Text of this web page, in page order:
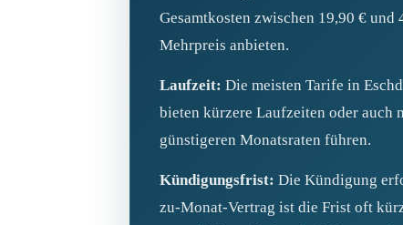
Gesamtkosten zwischen 19,90 €
Mehrpreis anbieten.
Laufzeit: Die meisten Tarife in
bieten kürzere Laufzeiten oder auch
günstigeren Monatsraten führen.
Kündigungsfrist: Die Kündigung
zu-Monat-Vertrag ist die Frist oft